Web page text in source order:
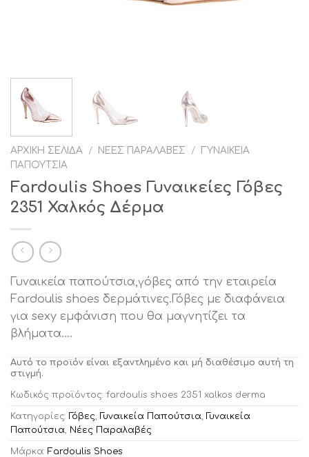
ΑΡΧΙΚΉ ΣΕΛΊΔΑ / ΝΈΕΣ ΠΑΡΑΛΑΒΈΣ /
ΓΥΝΑΙΚΕΊΑ
ΠΑΠΟΎΤΣΙΑ
Fardoulis Shoes Γυναικείες Γόβες
2351 Χαλκός Δέρμα
Γυναικεία παπούτσια,γόβες από την εταιρεία
Fardoulis shoes δερμάτινες.Γόβες με διαφάνεια
για sexy εμφάνιση που θα μαγνητίζει τα
βλήματα….
Αυτό το προϊόν είναι εξαντλημένο και μή διαθέσιμο αυτή τη
στιγμή.
Κωδικός προϊόντος: fardoulis shoes 2351 xalkos derma
Κατηγορίες: Γόβες, Γυναικεία Παπούτσια, Γυναικεία
Παπούτσια, Νέες Παραλαβές
Μάρκα: Fardoulis Shoes